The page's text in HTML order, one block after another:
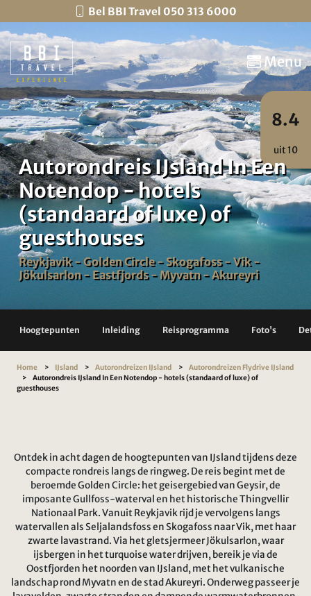
Bel BBI Travel 050 313 6000
Menu
8.4
uit 10
Autorondreis IJsland In Een
Notendop - hotels
(standaard of luxe) of
guesthouses
Reykjavik - Golden Circle - Skogafoss - Vik -
Jökulsarlon - Eastfjords - Myvatn - Akureyri
Hoogtepunten Inleiding Reisprogramma Foto's
Home IJsland Autorondreizen IJsland
Autorondreizen Flydrive IJsland
Autorondreis IJsland In Een Notendop - hotels (standaard of luxe) of
guesthouses
Ontdek in acht dagen de hoogtepunten van IJsland tijdens deze
compacte rondreis langs de ringweg. De reis begint met de
beroemde Golden Circle: het geisergebied van Geysir, de
imposante Gullfoss-waterval en het historische Thingvellir
Nationaal Park. Vanuit Reykjavik rijd je vervolgens langs
watervallen als Seljalandsfoss en Skogafoss naar Vik, met haar
zwarte lavastrand. Via het gletsjermeer Jökulsarlon, waar
ijsbergen in het turquoise water drijven, bereik je via de
Oostfjorden het noorden van IJsland, met het vulkanische
landschap rond Myvatn en de stad Akureyri. Onderweg passeer je